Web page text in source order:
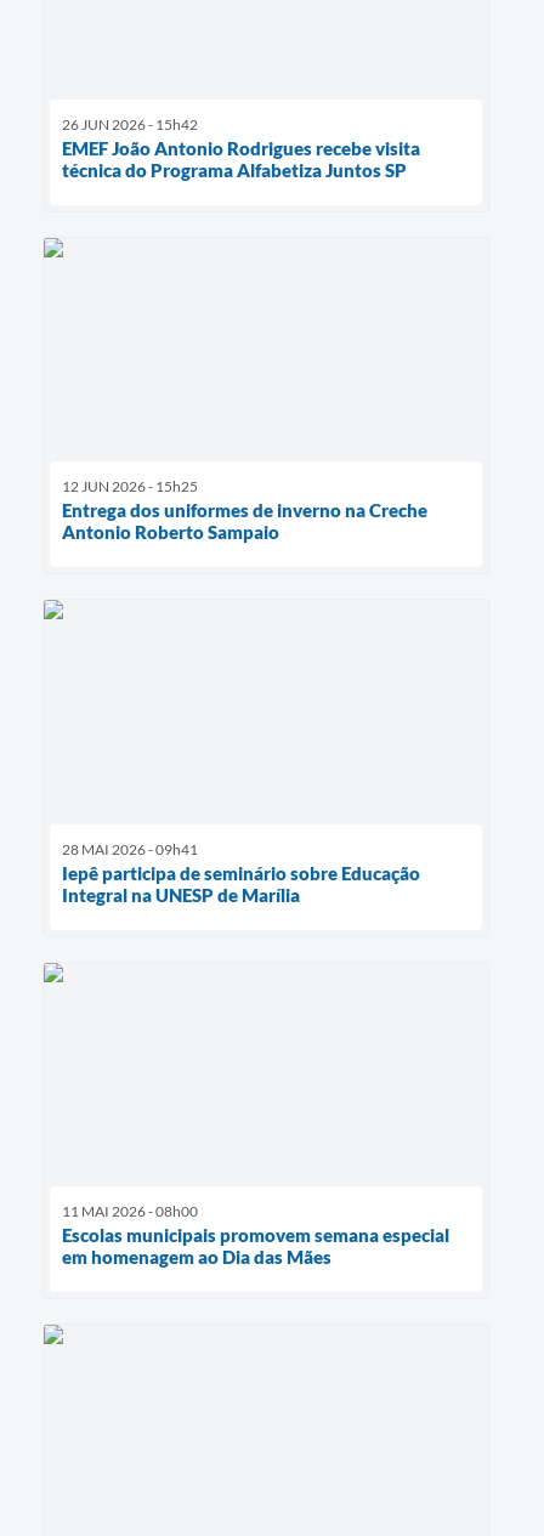
26 JUN 2026 - 15h42
EMEF João Antonio Rodrigues recebe visita
técnica do Programa Alfabetiza Juntos SP
12 JUN 2026 - 15h25
Entrega dos uniformes de inverno na Creche
Antonio Roberto Sampaio
28 MAI 2026 - 09h41
Iepê participa de seminário sobre Educação
Integral na UNESP de Marília
11 MAI 2026 - 08h00
Escolas municipais promovem semana especial
em homenagem ao Dia das Mães